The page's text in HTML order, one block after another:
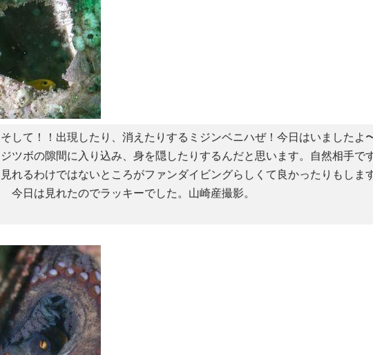
そして！！出現したり、消えたりするミジンベニハぜ！今日はいましたよ
ジツボの隙間に入り込み、身を隠したりするんだと思います。自然相手で
見れるわけではないところがファンダイビングらしくて良かったりもしま
今日は見れたのでラッキーでした。山崎産撮影。